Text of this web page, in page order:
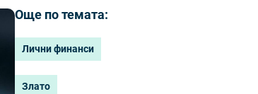
Още по темата:
Лични финанси
Злато